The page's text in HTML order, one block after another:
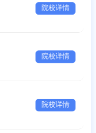
院校详情
院校详情
院校详情